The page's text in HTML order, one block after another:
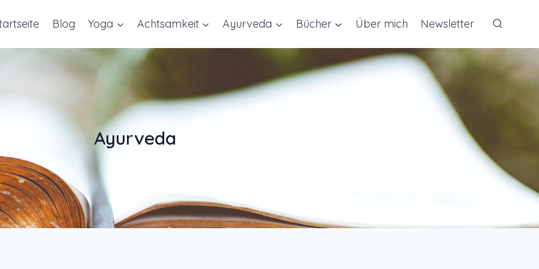
Blog Yoga Achtsamkeit Ayurveda Bücher Über mich Newsletter
Ayurveda